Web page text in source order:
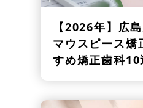
【2026年】 広
マウスピース矯
すめ矯正歯科10